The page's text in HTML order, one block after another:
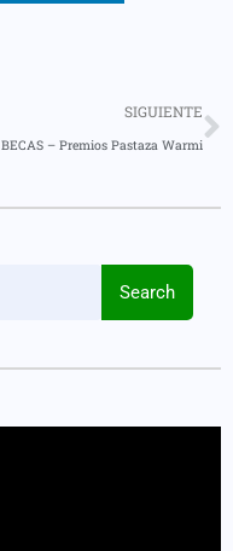
SIGUIENTE
BECAS – Premios Pastaza Warmi
Search